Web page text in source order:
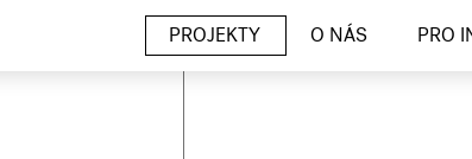
PROJEKTY O NÁS PRO